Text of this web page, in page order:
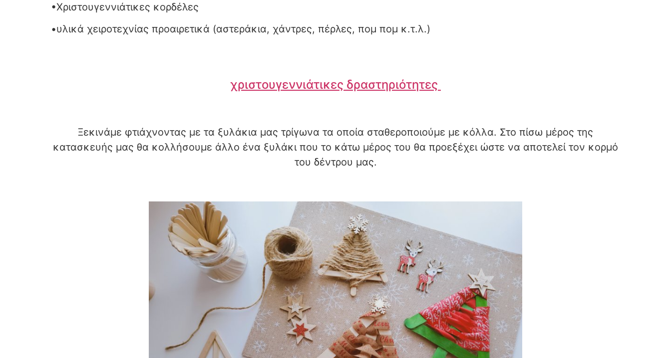
•Χριστουγεννιάτικες κορδέλες
•υλικά χειροτεχνίας προαιρετικά (αστεράκια, χάντρες, πέρλες, πομ πομ κ.τ.λ.)
χριστουγεννιάτικες δραστηριότητες
Ξεκινάμε φτιάχνοντας με τα ξυλάκια μας τρίγωνα τα οποία σταθεροποιούμε με κόλλα. Στο πίσω μέρος της
κατασκευής μας θα κολλήσουμε άλλο ένα ξυλάκι που το κάτω μέρος του θα προεξέχει ώστε να αποτελεί τον κορμό
του δέντρου μας.